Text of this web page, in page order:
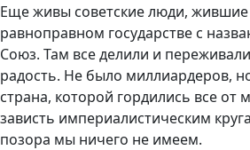
Еще живы советские люди, жившие
равноправном государстве с
Союз. Там все делили и
радость. Не было миллиардеров,
страна, которой гордились все от
зависть империалистическим
позора мы ничего не имеем.